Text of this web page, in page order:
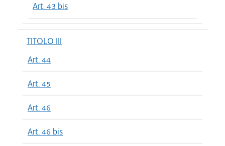
Art. 43 bis
TITOLO III
Art. 44
Art. 45
Art. 46
Art. 46 bis